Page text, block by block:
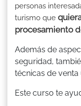
personas
turismo que
procesamiento
Además de
seguridad,
técnicas de venta
Este curso te